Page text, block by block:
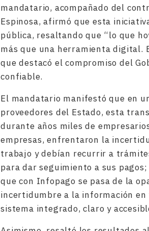
mandatario, acompañado del
Espinosa, afirmó que esta
pública, resaltando que “lo que
más que una herramienta digital.
que destacó el compromiso del
confiable.
El mandatario manifestó que en
proveedores del Estado, esta
durante años miles de
empresas, enfrentaron la
trabajo y debían recurrir a
para dar seguimiento a sus
que con Infopago se pasa de la
incertidumbre a la información
sistema integrado, claro y